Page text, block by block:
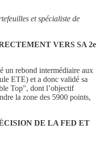
et spécialiste de
VERS SA 2e
un rebond intermédiaire aux
ETE) et a donc validé sa
Top", dont l’objectif
la zone des 5900 points,
DE LA FED ET